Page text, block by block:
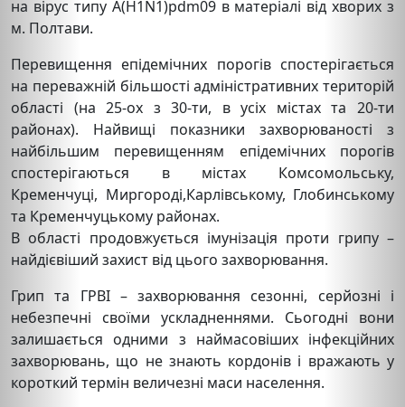
на вірус типу A(H1N1)pdm09 в матеріалі від хворих з
м. Полтави.
Перевищення епідемічних порогів спостерігається
на переважній більшості адміністративних територій
області (на 25-ох з 30-ти, в усіх містах та 20-ти
районах). Найвищі показники захворюваності з
найбільшим перевищенням епідемічних порогів
спостерігаються в містах Комсомольську,
Кременчуці, Миргороді,Карлівському, Глобинському
та Кременчуцькому районах.
В області продовжується імунізація проти грипу –
найдієвіший захист від цього захворювання.
Грип та ГРВІ – захворювання сезонні, серйозні і
небезпечні своїми ускладненнями. Сьогодні вони
залишається одними з наймасовіших інфекційних
захворювань, що не знають кордонів і вражають у
короткий термін величезні маси населення.